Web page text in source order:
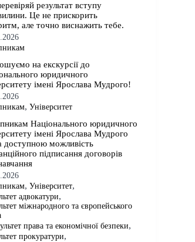
результат вступу
Це не прискорить
але точно виснажить тебе.
на екскурсії до
юридичного
імені Ярослава Мудрого!
,Університет
Національного юридичного
імені Ярослава Мудрого⁠
доступною можливість
підписання договорів
,Університет,
адвокатури,
міжнародного та європейського
права та економічної безпеки,
прокуратури,